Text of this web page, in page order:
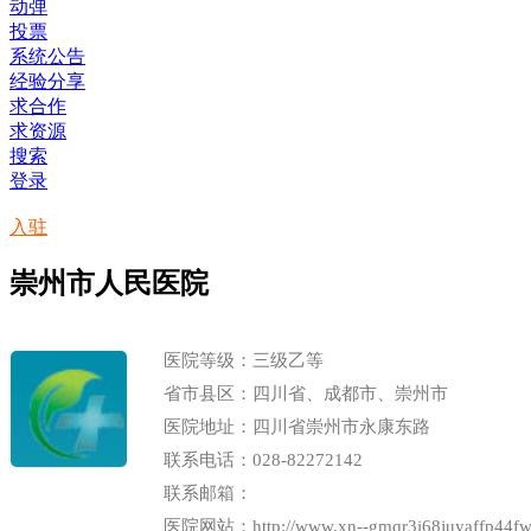
动弹
投票
系统公告
经验分享
求合作
求资源
搜索
登录
入驻
崇州市人民医院
医院等级：三级乙等
省市县区：四川省、成都市、崇州市
医院地址：四川省崇州市永康东路
联系电话：028-82272142
联系邮箱：
医院网站： http://www.xn--